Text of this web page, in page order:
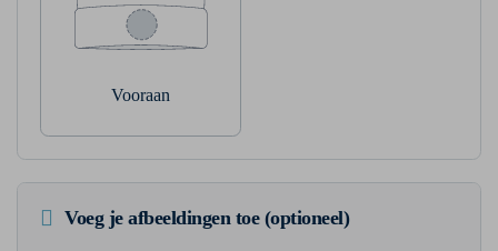
Vooraan
Voeg je afbeeldingen toe (optioneel)